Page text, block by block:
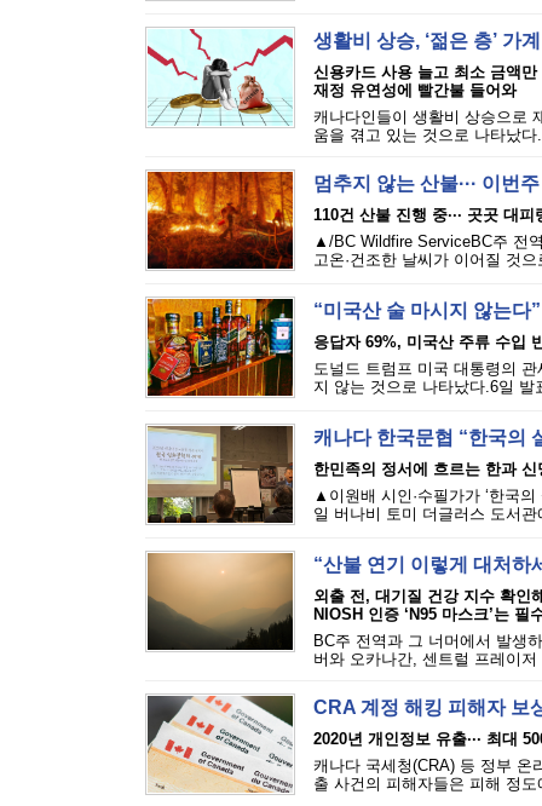
생활비 상승, ‘젊은 층’ 가
신용카드 사용 늘고 최소 금액만
재정 유연성에 빨간불 들어와
캐나다인들이 생활비 상승으로
움을 겪고 있는 것으로 나타났
멈추지 않는 산불··· 이번
110건 산불 진행 중··· 곳곳 대피
▲/BC Wildfire ServiceBC주 전
고온·건조한 날씨가 이어질 것
“미국산 술 마시지 않는다
응답자 69%, 미국산 주류 수입
도널드 트럼프 미국 대통령의
지 않는 것으로 나타났다.6일
캐나다 한국문협 “한국의
한민족의 정서에 흐르는 한과 신
▲이원배 시인·수필가가 ‘한국
일 버나비 토미 더글러스 도서관
“산불 연기 이렇게 대처하
외출 전, 대기질 건강 지수 확인
NIOSH 인증 ‘N95 마스크’는 필
BC주 전역과 그 너머에서 발생
버와 오카나간, 센트럴 프레이
CRA 계정 해킹 피해자 보
2020년 개인정보 유출··· 최대
캐나다 국세청(CRA) 등 정부 온
출 사건의 피해자들은 피해 정